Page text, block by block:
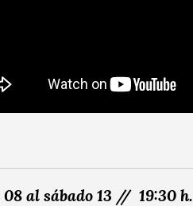
08 al sábado 13 // 19:30 h.